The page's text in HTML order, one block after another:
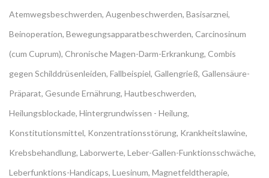
Atemwegsbeschwerden, Augenbeschwerden, Basisarznei,
Beinoperation, Bewegungsapparatbeschwerden, Carcinosinum
(cum Cuprum), Chronische Magen-Darm-Erkrankung, Combis
gegen Schilddrüsenleiden, Fallbeispiel, Gallengrieß, Gallensäure-
Präparat, Gesunde Ernährung, Hautbeschwerden,
Heilungsblockade, Hintergrundwissen - Heilung,
Konstitutionsmittel, Konzentrationsstörung, Krankheitslawine,
Krebsbehandlung, Laborwerte, Leber-Gallen-Funktionsschwäche,
Leberfunktions-Handicaps, Luesinum, Magnetfeldtherapie,